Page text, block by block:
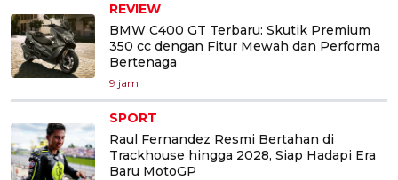
REVIEW
BMW C400 GT Terbaru: Skutik Premium
350 cc dengan Fitur Mewah dan Performa
Bertenaga
9 jam
SPORT
Raul Fernandez Resmi Bertahan di
Trackhouse hingga 2028, Siap Hadapi Era
Baru MotoGP